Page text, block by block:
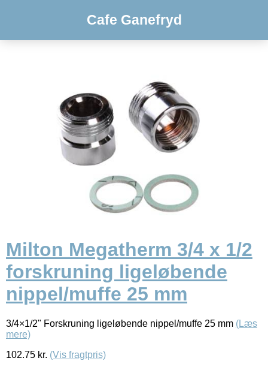
Cafe Ganefryd
Milton Megatherm 3/4 x 1/2
forskruning ligeløbende
nippel/muffe 25 mm
3/4×1/2" Forskruning ligeløbende nippel/muffe 25 mm (Læs
mere)
102.75 kr. (Vis fragtpris)